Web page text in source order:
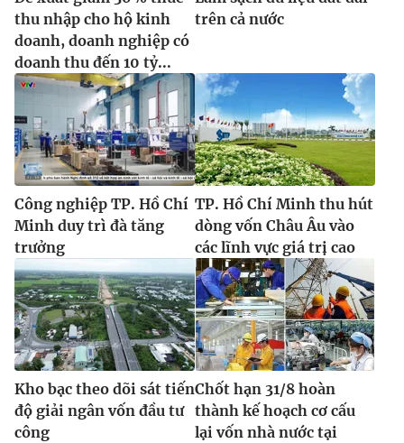
Ðiện thoại Thời báo VTV:024.66 897 897
Email:toasoan@vtv.vn
Liên hệ quảng cáo:024-7300.7108
® Cấm sao chép dưới mọi hình thức nếu không có sự chấp
thuận bằng văn bản. Ghi rõ nguồn VTV.vn khi phát hành lại
thông tin từ website này.
thu nhập cho hộ kinh
doanh, doanh nghiệp có
doanh thu đến 10 tỷ...
trên cả nước
Công nghiệp TP. Hồ Chí
Minh duy trì đà tăng
trưởng
TP. Hồ Chí Minh thu hút
dòng vốn Châu Âu vào
các lĩnh vực giá trị cao
Kho bạc theo dõi sát tiến
độ giải ngân vốn đầu tư
công
Chốt hạn 31/8 hoàn
thành kế hoạch cơ cấu
lại vốn nhà nước tại